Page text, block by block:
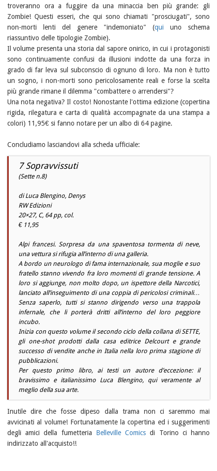
troveranno ora a fuggire da una minaccia ben più grande: gli
Zombie! Questi esseri, che qui sono chiamati "prosciugati", sono
non-morti lenti del genere "indemoniato" (qui uno schema
riassuntivo delle tipologie Zombie).
Il volume presenta una storia dal sapore onirico, in cui i protagonisti
sono continuamente confusi da illusioni indotte da una forza in
grado di far leva sul subconscio di ognuno di loro. Ma non è tutto
un sogno, i non-morti sono pericolosamente reali e forse la scelta
più grande rimane il dilemma "combattere o arrendersi"?
Una nota negativa? Il costo! Nonostante l'ottima edizione (copertina
rigida, rilegatura e carta di qualità accompagnate da una stampa a
colori) 11,95€ si fanno notare per un albo di 64 pagine.
Concludiamo lasciandovi alla scheda ufficiale:
7 Sopravvissuti
(Sette n.8)
di Luca Blengino, Denys
RW Edizioni
20×27, C, 64 pp, col.
€ 11,95
Alpi francesi. Sorpresa da una spaventosa tormenta di neve,
una vettura si rifugia all’interno di una galleria.
A bordo un neurologo di fama internazionale, sua moglie e suo
fratello stanno vivendo fra loro momenti di grande tensione. A
loro si aggiunge, non molto dopo, un ispettore della Narcotici,
lanciato all’inseguimento di una coppia di pericolosi criminali…
Senza saperlo, tutti si stanno dirigendo verso una trappola
infernale, che li porterà dritti all’interno del loro peggiore
incubo.
Inizia con questo volume il secondo ciclo della collana di SETTE,
gli one-shot prodotti dalla casa editrice Delcourt e grande
successo di vendite anche in Italia nella loro prima stagione di
pubblicazioni.
Per questo primo libro, ai testi un autore d’eccezione: il
bravissimo e italianissimo Luca Blengino, qui veramente al
meglio della sua arte.
Inutile dire che fosse dipeso dalla trama non ci saremmo mai
avvicinati al volume! Fortunatamente la copertina ed i suggerimenti
degli amici della fumetteria Belleville Comics di Torino ci hanno
indirizzato all'acquisto!!